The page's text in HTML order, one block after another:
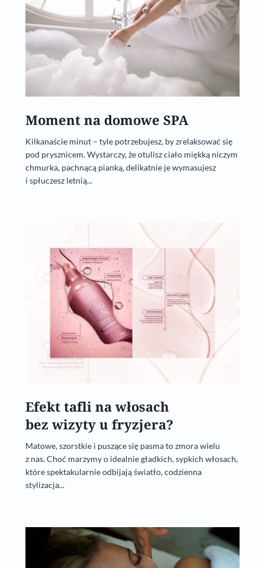
Moment na domowe SPA
Kilkanaście minut – tyle potrzebujesz, by zrelaksować się
pod prysznicem. Wystarczy, że otulisz ciało miękką niczym
chmurka, pachnącą pianką, delikatnie je wymasujesz
i spłuczesz letnią...
Efekt tafli na włosach
bez wizyty u fryzjera?
Matowe, szorstkie i puszące się pasma to zmora wielu
z nas. Choć marzymy o idealnie gładkich, sypkich włosach,
które spektakularnie odbijają światło, codzienna
stylizacja...